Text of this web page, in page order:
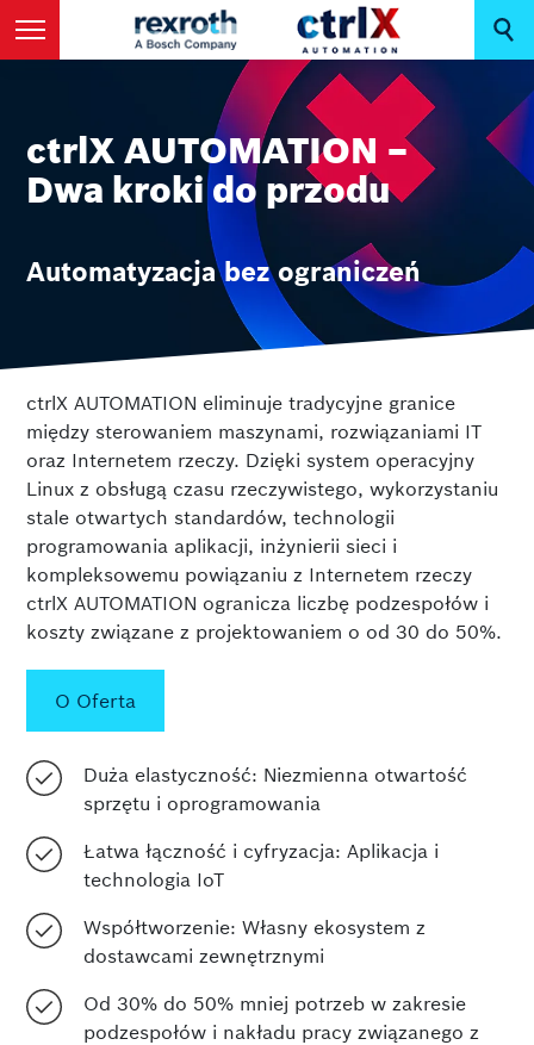
ctrlX AUTOMATION –
Dwa kroki do przodu
Automatyzacja bez ograniczeń
ctrlX AUTOMATION eliminuje tradycyjne granice
między sterowaniem maszynami, rozwiązaniami IT
oraz Internetem rzeczy. Dzięki system operacyjny
Linux z obsługą czasu rzeczywistego, wykorzystaniu
stale otwartych standardów, technologii
programowania aplikacji, inżynierii sieci i
kompleksowemu powiązaniu z Internetem rzeczy
ctrlX AUTOMATION ogranicza liczbę podzespołów i
koszty związane z projektowaniem o od 30 do 50%.
O Oferta
Duża elastyczność: Niezmienna otwartość
sprzętu i oprogramowania
Łatwa łączność i cyfryzacja: Aplikacja i
technologia IoT
Współtworzenie: Własny ekosystem z
dostawcami zewnętrznymi
Od 30% do 50% mniej potrzeb w zakresie
podzespołów i nakładu pracy związanego z